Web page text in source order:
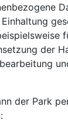
der
der Park